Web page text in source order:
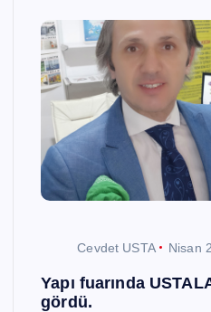
Cevdet USTA Nisan
Yapı fuarında
gördü.